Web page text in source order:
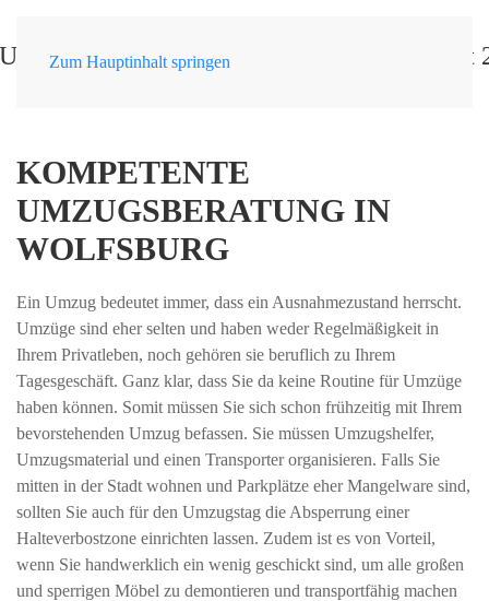
Zum Hauptinhalt springen
KOMPETENTE
UMZUGSBERATUNG IN
WOLFSBURG
Ein Umzug bedeutet immer, dass ein Ausnahmezustand herrscht.
Umzüge sind eher selten und haben weder Regelmäßigkeit in
Ihrem Privatleben, noch gehören sie beruflich zu Ihrem
Tagesgeschäft. Ganz klar, dass Sie da keine Routine für Umzüge
haben können. Somit müssen Sie sich schon frühzeitig mit Ihrem
bevorstehenden Umzug befassen. Sie müssen Umzugshelfer,
Umzugsmaterial und einen Transporter organisieren. Falls Sie
mitten in der Stadt wohnen und Parkplätze eher Mangelware sind,
sollten Sie auch für den Umzugstag die Absperrung einer
Halteverbostzone einrichten lassen. Zudem ist es von Vorteil,
wenn Sie handwerklich ein wenig geschickt sind, um alle großen
und sperrigen Möbel zu demontieren und transportfähig machen